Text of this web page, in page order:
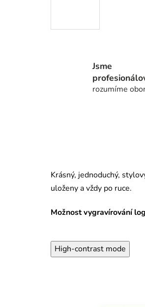
Jsme
rozumíme
Krásný, jednoduchý,
uloženy a vždy po ruce.
Možnost vygravírování
High-contrast mode